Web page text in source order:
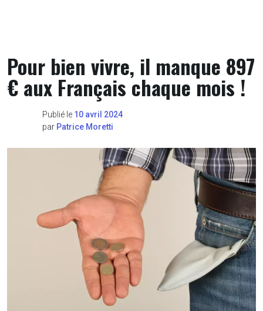
Pour bien vivre, il manque 897
€ aux Français chaque mois !
Publié le 10 avril 2024
par Patrice Moretti